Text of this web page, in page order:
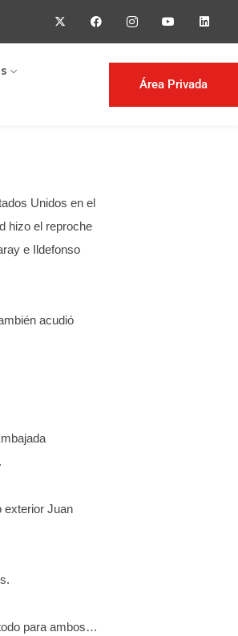
Área Privada
Unidos en el
hizo el reproche
e Ildefonso
acudió
exterior Juan
para ambos…